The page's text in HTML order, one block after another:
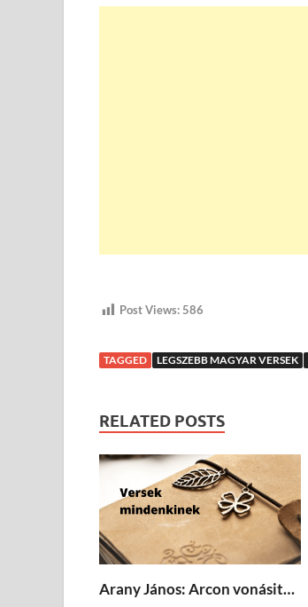
Post Views: 586
TAGGED LEGSZEBB MAGYAR VERSEK
RELATED POSTS
Arany János: Arcon vonásit…